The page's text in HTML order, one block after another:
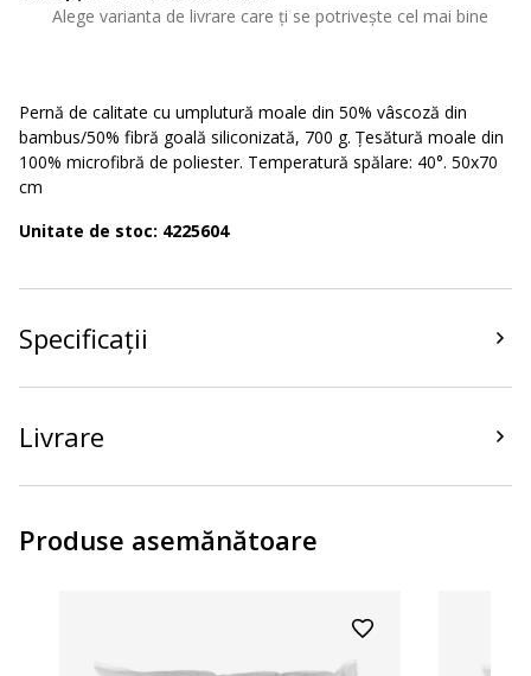
Alege varianta de livrare care ți se potrivește cel mai bine
Pernă de calitate cu umplutură moale din 50% vâscoză din
bambus/50% fibră goală siliconizată, 700 g. Țesătură moale din
100% microfibră de poliester. Temperatură spălare: 40°. 50x70
cm
Unitate de stoc: 4225604
Specificații
Livrare
Produse asemănătoare